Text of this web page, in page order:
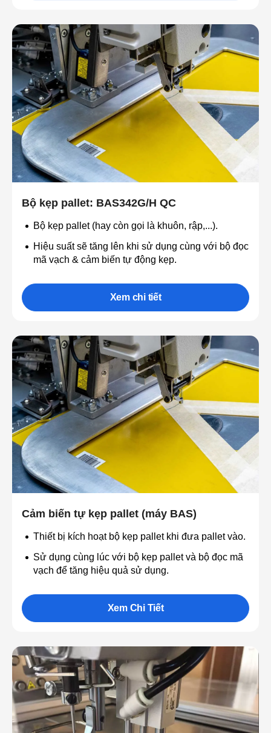
Bộ kẹp pallet: BAS342G/H QC
Bộ kẹp pallet (hay còn gọi là khuôn, rập,...).
Hiệu suất sẽ tăng lên khi sử dụng cùng với bộ đọc
mã vạch & cảm biến tự động kẹp.
Xem chi tiết
Cảm biến tự kẹp pallet (máy BAS)
Thiết bị kích hoạt bộ kẹp pallet khi đưa pallet vào.
Sử dụng cùng lúc với bộ kẹp pallet và bộ đọc mã
vạch để tăng hiệu quả sử dụng.
Xem Chi Tiết